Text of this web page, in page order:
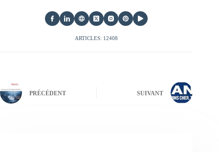
ARTICLES: 12408
PRÉCÉDENT SUIVANT